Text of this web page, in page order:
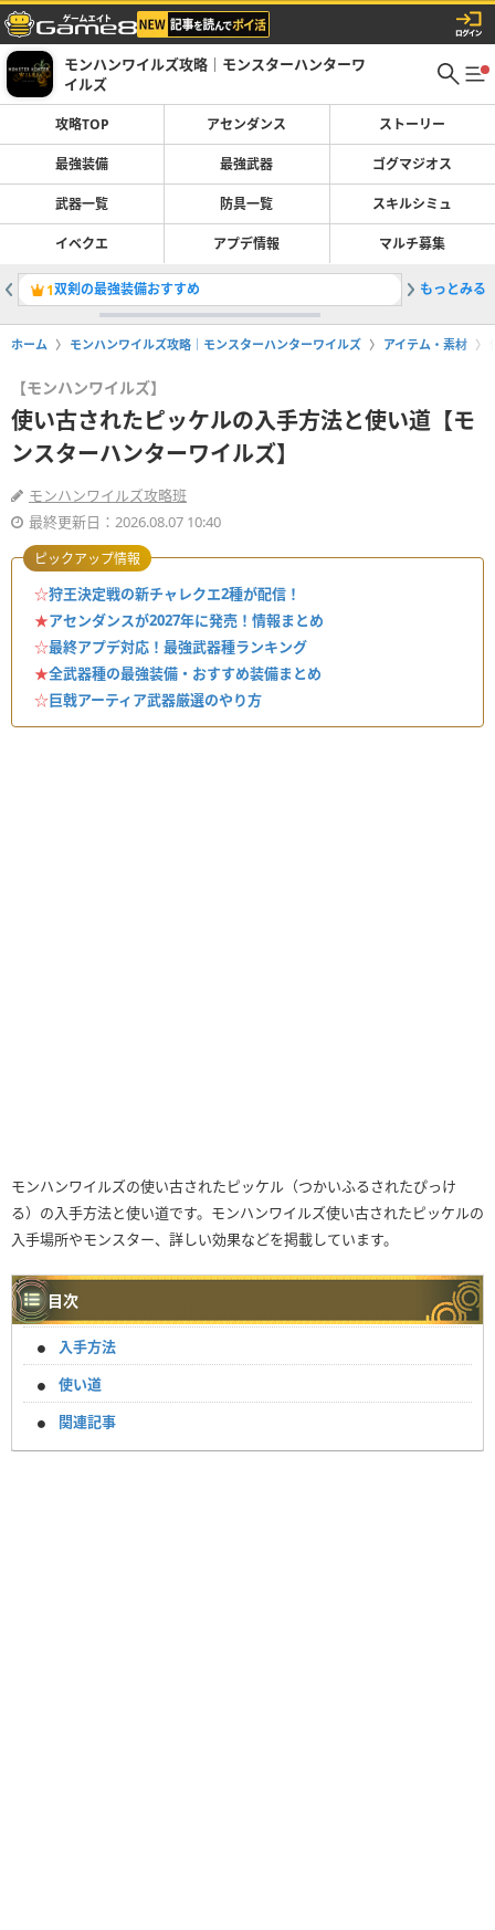
モンハンワイルズ攻略｜モンスターハンターワ
イルズ
攻略TOP アセンダンス ストーリー
最強装備 最強武器 ゴグマジオス
武器一覧 防具一覧 スキルシミュ
イベクエ アプデ情報 マルチ募集
1双剣の最強装備おすすめ 2最強武
もっとみる
ホーム モンハンワイルズ攻略｜モンスターハンターワイルズ アイテム・素材
【モンハンワイルズ】
使い古されたピッケルの入手方法と使い道【モ
ンスターハンターワイルズ】
モンハンワイルズ攻略班
最終更新日：2026.08.07 10:40
☆狩王決定戦の新チャレクエ2種が配信！
★アセンダンスが2027年に発売！情報まとめ
☆最終アプデ対応！最強武器種ランキング
★全武器種の最強装備・おすすめ装備まとめ
☆巨戟アーティア武器厳選のやり方
ピックアップ情報
モンハンワイルズの使い古されたピッケル（つかいふるされたぴっけ
る）の入手方法と使い道です。モンハンワイルズ使い古されたピッケルの
入手場所やモンスター、詳しい効果などを掲載しています。
目次
入手方法
使い道
関連記事